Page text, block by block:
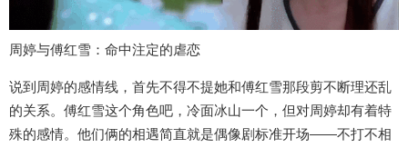
周婷与傅红雪：命中注定的虐恋
说到周婷的感情线，首先不得不提她和傅红雪那段剪不断理还乱
的关系。傅红雪这个角色吧，冷面冰山一个，但对周婷却有着特
殊的感情。他们俩的相遇简直就是偶像剧标准开场——不打不相